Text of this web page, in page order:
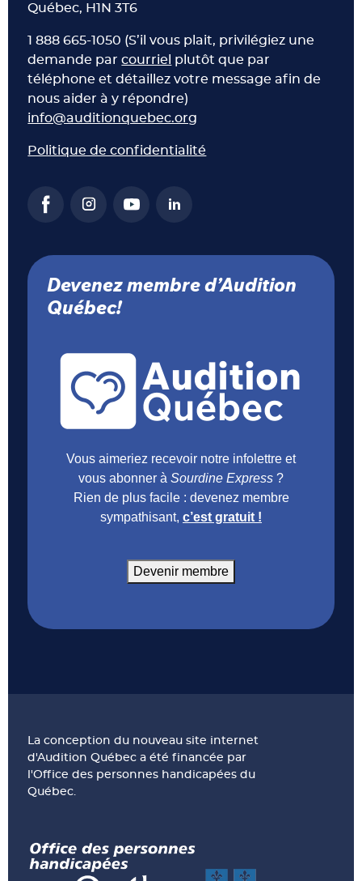
Québec, H1N 3T6
1 888 665-1050 (S’il vous plait, privilégiez une
demande parcourriel plutôt que par
téléphone et détaillez votre message afin de
nous aider à y répondre)
info@auditionquebec.org
Politique de confidentialité
Devenez membre d’Audition
Québec!
Vous aimeriez recevoir notre infolettre et
vous abonner à Sourdine Express ?
Rien de plus facile : devenez membre
sympathisant, c’est gratuit !
Devenir membre
La conception du nouveau site internet
d'Audition Québec a été financée par
l'Office des personnes handicapées du
Québec.